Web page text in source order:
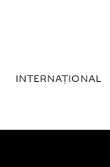
INTERNAŢIONAL